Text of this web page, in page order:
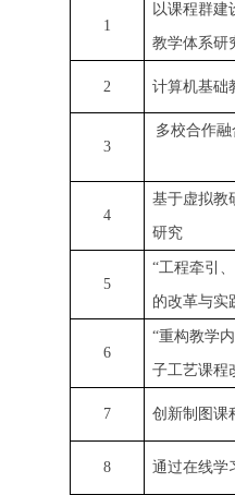
1
以课程群建
教学体系研
2 计算机基础
3
多校合作
4
基于虚拟教
研究
5
“工程牵引
的改革与实
6
“重构教学
子工艺课程
7 创新制图课
8 通过在线学